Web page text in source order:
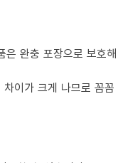
은 완충 포장으로 보호해
이가 크게 나므로 꼼꼼